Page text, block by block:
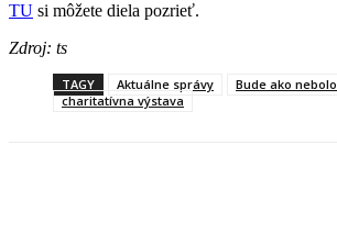
TU si môžete diela pozrieť.
Zdroj: ts
TAGY Aktuálne správy
Bude ako nebolo
charitatívna výstava